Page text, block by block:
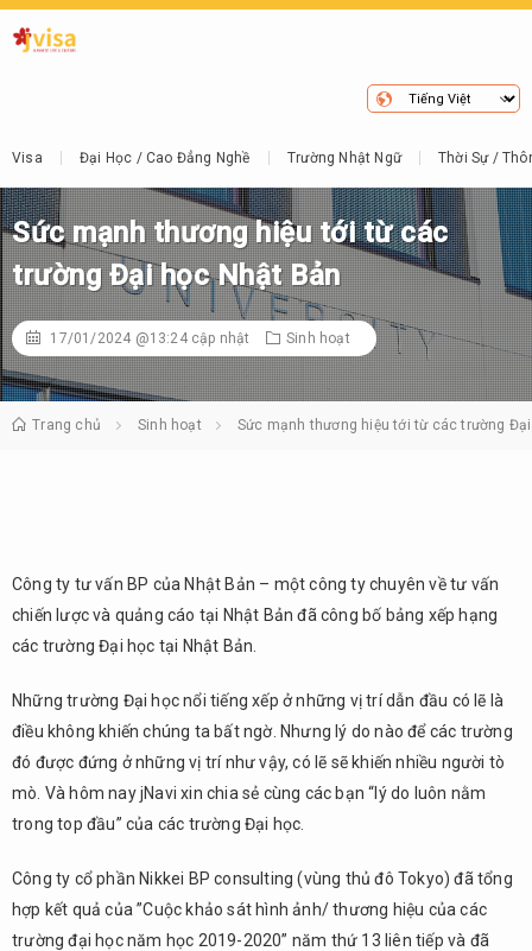
Visa Đại Học / Cao Đẳng Nghề Trường Nhật Ngữ Thời Sự /
Sức mạnh thương hiệu tới từ các
trường Đại học Nhật Bản
17/01/2024 @13:24cập nhật Sinh hoạt
Trang chủ Sinh hoạt Sức mạnh thương hiệu tới từ các trường
Công ty tư vấn BP của Nhật Bản – một công ty chuyên về tư vấn
chiến lược và quảng cáo tại Nhật Bản đã công bố bảng xếp hạng
các trường Đại học tại Nhật Bản.
Những trường Đại học nổi tiếng xếp ở những vị trí dẫn đầu có lẽ là
điều không khiến chúng ta bất ngờ. Nhưng lý do nào để các trường
đó được đứng ở những vị trí như vậy, có lẽ sẽ khiến nhiều người tò
mò. Và hôm nay jNavi xin chia sẻ cùng các bạn “lý do luôn nằm
trong top đầu” của các trường Đại học.
Công ty cổ phần Nikkei BP consulting (vùng thủ đô Tokyo) đã tổng
hợp kết quả của ”Cuộc khảo sát hình ảnh/ thương hiệu của các
trường đại học năm học 2019-2020” năm thứ 13 liên tiếp và đã